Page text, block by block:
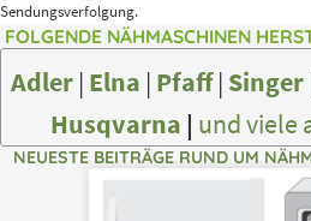
Sendungsverfolgung.
FOLGENDE NÄHMASCHINEN
Adler | Elna | Pfaff| Singer
Husqvarna | und viele
NEUESTE BEITRÄGE RUND UM